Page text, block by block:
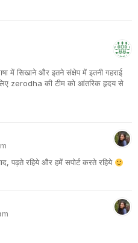
में सिखाने और इतने संक्षेप में इतनी गहराई
zerodha की टीम को आंतरिक हृदय से
पढ़ते रहिये और हमें सपोर्ट करते रहिये